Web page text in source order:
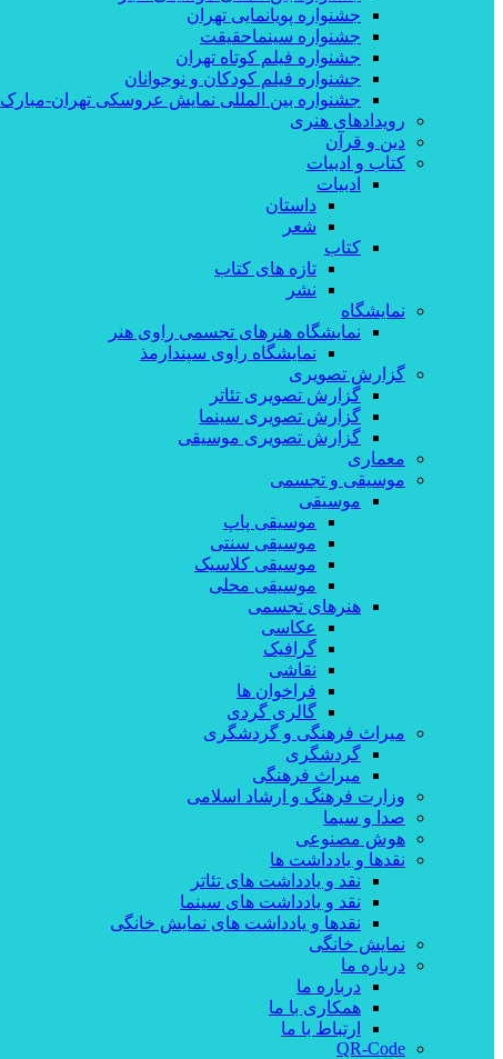
جشنواره پویانمایی تهران
جشنواره سینماحقیقت
جشنواره فیلم کوتاه تهران
جشنواره فیلم کودکان و نوجوانان
جشنواره بین المللی نمایش عروسکی تهران-مبارک
رویدادهای هنری
دین و قرآن
کتاب و ادبیات
ادبیات
داستان
شعر
کتاب
تازه های کتاب
نشر
نمایشگاه
نمایشگاه هنرهای تجسمی راوی هنر
نمایشگاه راوی سپندارمذ
گزارش تصویری
گزارش تصویری تئاتر
گزارش تصویری سینما
گزارش تصویری موسیقی
معماری
موسیقی و تجسمی
موسیقی
موسیقی پاپ
موسیقی سنتی
موسیقی کلاسیک
موسیقی محلی
هنرهای تجسمی
عکاسی
گرافیک
نقاشی
فراخوان ها
گالری گردی
میراث فرهنگی و گردشگری
گردشگری
میراث فرهنگی
وزارت فرهنگ و ارشاد اسلامی
صدا و سیما
هوش مصنوعی
نقدها و یادداشت ها
نقد و یادداشت های تئاتر
نقد و یادداشت های سینما
نقدها و یادداشت های نمایش خانگی
نمایش خانگی
درباره ما
درباره ما
همکاری با ما
ارتباط با ما
QR-Code